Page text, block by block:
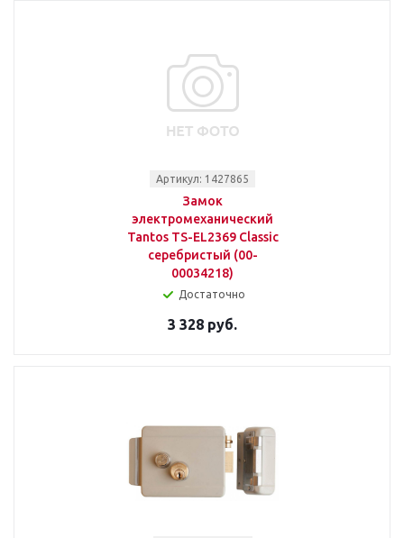
Артикул: 1427865
Замок
электромеханический
Tantos TS-EL2369 Classic
серебристый (00-
00034218)
Достаточно
3 328 руб.